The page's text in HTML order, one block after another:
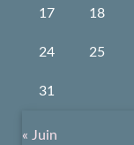
17 18
24 25
31
« Juin